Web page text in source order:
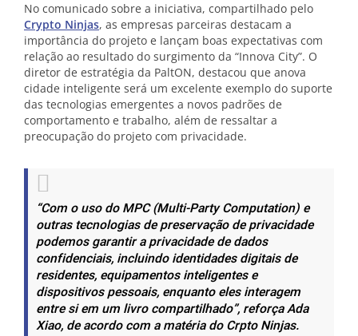
No comunicado sobre a iniciativa, compartilhado pelo
Crypto Ninjas, as empresas parceiras destacam a
importância do projeto e lançam boas expectativas com
relação ao resultado do surgimento da “Innova City”. O
diretor de estratégia da PaltON, destacou que anova
cidade inteligente será um excelente exemplo do suporte
das tecnologias emergentes a novos padrões de
comportamento e trabalho, além de ressaltar a
preocupação do projeto com privacidade.
“Com o uso do MPC (Multi-Party Computation) e
outras tecnologias de preservação de privacidade
podemos garantir a privacidade de dados
confidenciais, incluindo identidades digitais de
residentes, equipamentos inteligentes e
dispositivos pessoais, enquanto eles interagem
entre si em um livro compartilhado”, reforça Ada
Xiao, de acordo com a matéria do Crpto Ninjas.